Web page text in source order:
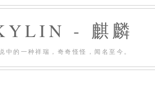
- 麒麟
中的一种祥瑞，奇奇怪怪，闻名至今。